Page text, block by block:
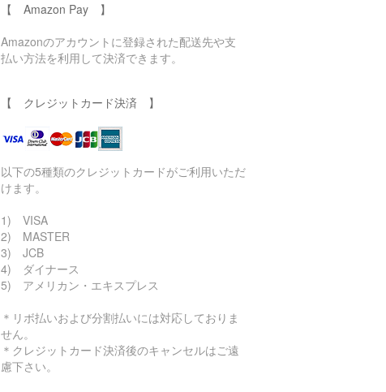
【 Amazon Pay 】
Amazonのアカウントに登録された配送先や支
払い方法を利用して決済できます。
【 クレジットカード決済 】
以下の5種類のクレジットカードがご利用いただ
けます。
1) VISA
2) MASTER
3) JCB
4) ダイナース
5) アメリカン・エキスプレス
＊リボ払いおよび分割払いには対応しておりま
せん。
＊クレジットカード決済後のキャンセルはご遠
慮下さい。